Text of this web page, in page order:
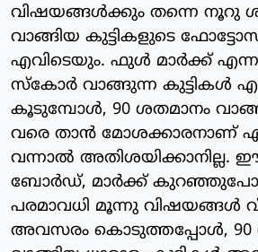
വിഷയങ്ങൾക്കും തന്നെ നൂറു
വാങ്ങിയ കുട്ടികളുടെ
എവിടെയും. ഫുൾ മാർക്ക്
സ്കോർ വാങ്ങുന്ന കുട്ടികൾ
കൂടുമ്പോൾ, 90 ശതമാനം
വരെ താൻ മോശക്കാരനാണ്
വന്നാൽ അതിശയിക്കാനില്ല. ഈ
ബോർഡ്, മാർക്ക്
പരമാവധി മൂന്നു വിഷയങ്ങൾ
അവസരം കൊടുത്തപ്പോൾ, 90